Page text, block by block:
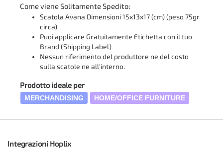
Come viene Solitamente Spedito:
Scatola Avana Dimensioni 15x13x17 (cm) (peso 75gr
circa)
Puoi applicare Gratuitamente Etichetta con il tuo
Brand (Shipping Label)
Nessun riferimento del produttore ne del costo
sulla scatole ne all'interno.
Prodotto ideale per
MERCHANDISING HOME/OFFICE FURNITURE
Integrazioni Hoplix